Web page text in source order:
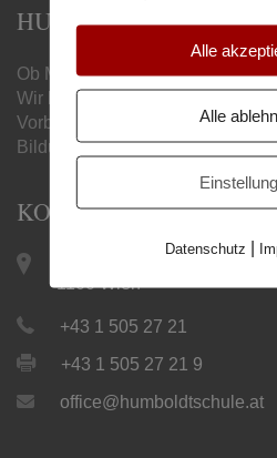
HUMBOLDT MATURA-
Ob Matura, Handelsschule oder
Wir begleiten Sie mit unseren
Vorbereitungslehrgängen zum
Bildungsabschluss.
KONTAKT
Keplerplatz 12 / Top 19 |
1100 Wien
+43 1 505 27 21
+43 1 505 27 21 9
office@humboldtschule.at
Alle
Alle
Datenschutz |